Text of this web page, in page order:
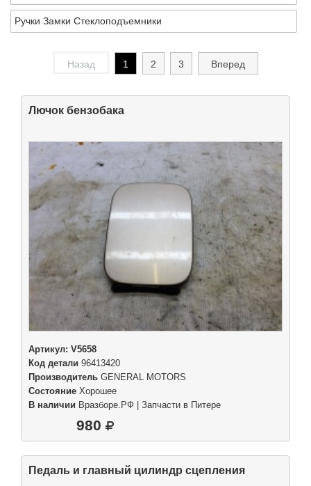
Ручки Замки Стеклоподъемники
Назад 1 2 3 Вперед
Лючок бензобака
Артикул: V5658
Код детали 96413420
Производитель GENERAL MOTORS
Состояние Хорошее
В наличии Вразборе.РФ | Запчасти в Питере
980
Педаль и главный цилиндр сцепления